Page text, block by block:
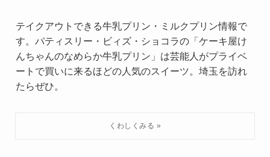
テイクアウトできる牛乳プリン・ミルクプリン情報で
す。パティスリー・ビィズ・ショコラの「ケーキ屋け
んちゃんのなめらか牛乳プリン」は芸能人がプライベ
ートで買いに来るほどの人気のスイーツ。埼玉を訪れ
たらぜひ。